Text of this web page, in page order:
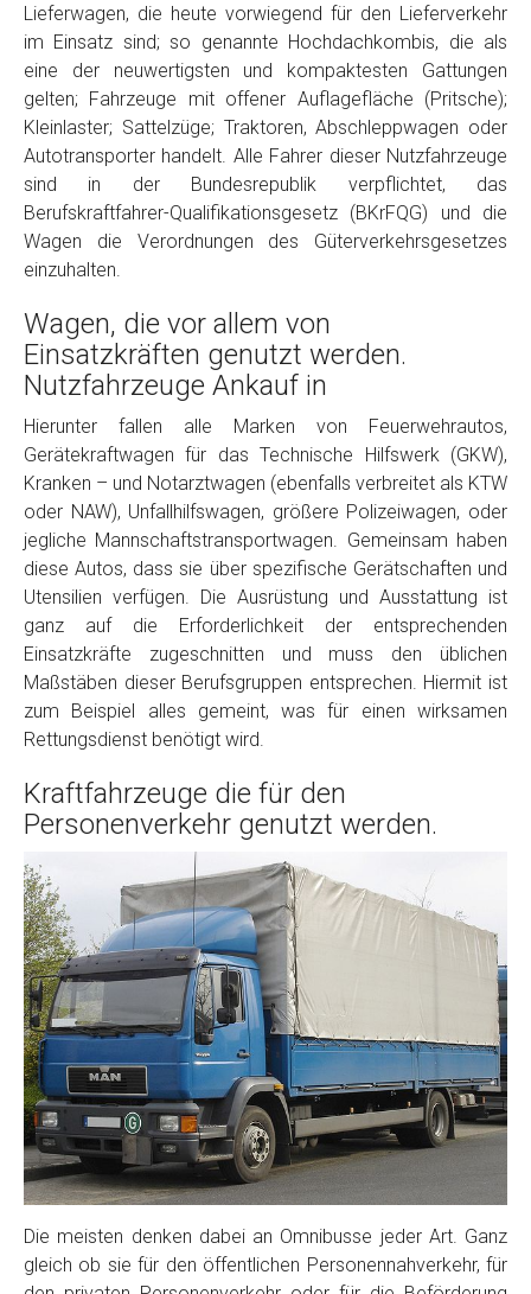
Foto Nr. 2
Foto Nr. 3
Sonstiges
Fertig
Wie viel ist 10+2 ?
Lieferwagen, die heute vorwiegend für den Lieferverkehr
im Einsatz sind; so genannte Hochdachkombis, die als
eine der neuwertigsten und kompaktesten Gattungen
gelten; Fahrzeuge mit offener Auflagefläche (Pritsche);
Kleinlaster; Sattelzüge; Traktoren, Abschleppwagen oder
Autotransporter handelt. Alle Fahrer dieser Nutzfahrzeuge
sind in der Bundesrepublik verpflichtet, das
Berufskraftfahrer-Qualifikationsgesetz (BKrFQG) und die
Wagen die Verordnungen des Güterverkehrsgesetzes
einzuhalten.
Wagen, die vor allem von
Einsatzkräften genutzt werden.
Nutzfahrzeuge Ankauf in
Hierunter fallen alle Marken von Feuerwehrautos,
Gerätekraftwagen für das Technische Hilfswerk (GKW),
Kranken – und Notarztwagen (ebenfalls verbreitet als KTW
oder NAW), Unfallhilfswagen, größere Polizeiwagen, oder
jegliche Mannschaftstransportwagen. Gemeinsam haben
diese Autos, dass sie über spezifische Gerätschaften und
Utensilien verfügen. Die Ausrüstung und Ausstattung ist
ganz auf die Erforderlichkeit der entsprechenden
Einsatzkräfte zugeschnitten und muss den üblichen
Maßstäben dieser Berufsgruppen entsprechen. Hiermit ist
zum Beispiel alles gemeint, was für einen wirksamen
Rettungsdienst benötigt wird.
Kraftfahrzeuge die für den
Personenverkehr genutzt werden.
Die meisten denken dabei an Omnibusse jeder Art. Ganz
gleich ob sie für den öffentlichen Personennahverkehr, für